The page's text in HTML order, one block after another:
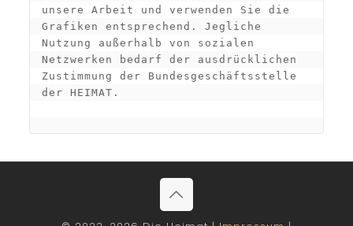
unsere Arbeit und verwenden Sie die
Grafiken entsprechend. Jegliche
Nutzung außerhalb von sozialen
Netzwerken bedarf der ausdrücklichen
Zustimmung der Bundesgeschäftsstelle
der HEIMAT.